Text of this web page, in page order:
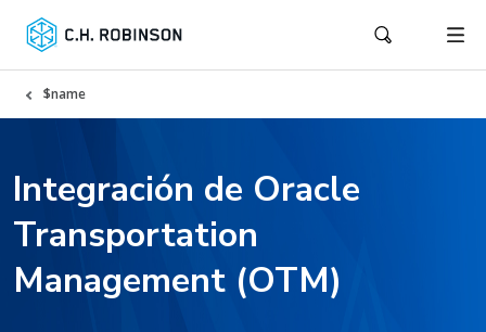
$name
Integración de Oracle
Transportation
Management (OTM)